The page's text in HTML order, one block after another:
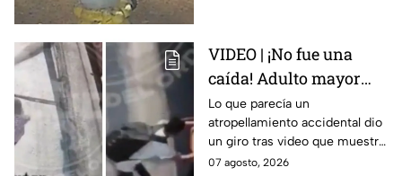
VIDEO | ¡No fue una
caída! Adulto mayor
muere atropellado por
tráiler; joven lo empujó
en Monterrey
Lo que parecía un
atropellamiento accidental dio
un giro tras video que muestra
cómo un joven empujó a
07 agosto, 2026